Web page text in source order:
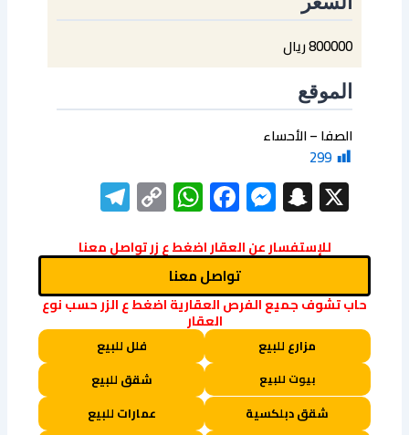
800000 ريال
الموقع
الصفا – الأحساء
299
X
Snapchat
Messenger
Facebook
WhatsApp
Copy
Link
للإستفسار عن العقار اضغط ع زر تواصل معنا
تواصل معنا
حاب تشوف جميع الفرص العقارية اضغط ع الزر حسب نوع
العقار
مزارع للبيع فلل للبيع
بيوت للبيع
شقق للبيع
شقق دبلكسية
عمارات للبيع